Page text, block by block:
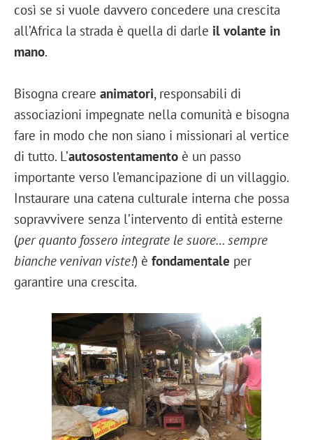
così se si vuole davvero concedere una crescita
all’Africa la strada è quella di darle il volante in
mano.
Bisogna creare animatori, responsabili di
associazioni impegnate nella comunità e bisogna
fare in modo che non siano i missionari al vertice
di tutto. L’autosostentamento è un passo
importante verso l’emancipazione di un villaggio.
Instaurare una catena culturale interna che possa
sopravvivere senza l’intervento di entità esterne
(per quanto fossero integrate le suore… sempre
bianche venivan viste!) è fondamentale per
garantire una crescita.